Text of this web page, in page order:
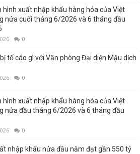
hình xuất nhập khẩu hàng hóa của Việt
nửa cuối tháng 6/2026 và 6 tháng đầu
0
tố cáo gì với Văn phòng Đại diện Mậu dịch
0
hình xuất nhập khẩu hàng hóa của Việt
nửa đầu tháng 6/2026 và 6 tháng đầu
0
nhập khẩu nửa đầu năm đạt gần 550 tỷ